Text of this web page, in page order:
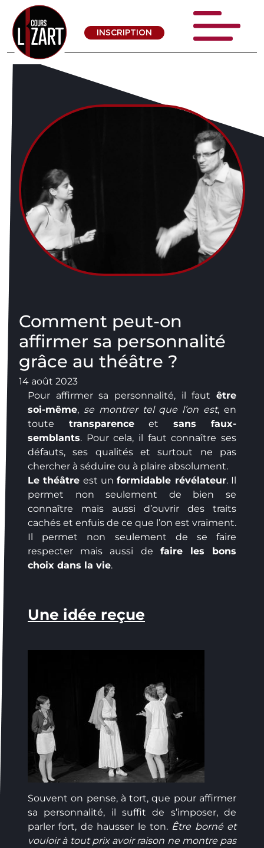
INSCRIPTION
Comment peut-on
affirmer sa personnalité
grâce au théâtre ?
14 août 2023
Pour affirmer sa personnalité, il faut être
soi-même, se montrer tel que l’on est, en
toute transparenceet sans faux-
semblants. Pour cela, il faut connaître ses
défauts, ses qualités et surtout ne pas
chercher à séduire ou à plaire absolument.
Le théâtre est unformidable révélateur. Il
permet non seulement de bien se
connaître mais aussi d’ouvrir des traits
cachés et enfuis de ce que l’on est vraiment.
Il permet non seulement de se faire
respecter mais aussi de faire les bons
choix dans la vie.
Une idée reçue
Souvent on pense, à tort, que pour affirmer
sa personnalité, il suffit de s’imposer, de
parler fort, de hausser le ton. Être borné et
vouloir à tout prix avoir raison ne montre pas